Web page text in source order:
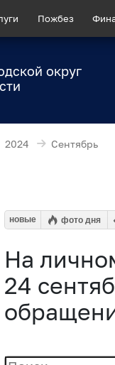
Пожбез
округ
2024 Сентябрь
новые фото дня
На
24